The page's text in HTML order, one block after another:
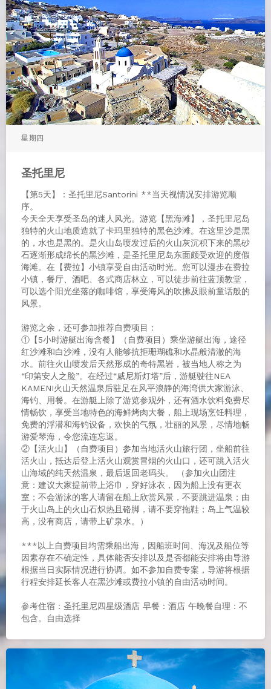
星期四
圣托里尼
【第5天】：圣托里尼Santorini **当天视情况安排游览顺
序。
今天全天享受圣岛的迷人风光。游览【黑海滩】，圣托里尼岛
独特的火山地质造就了卡玛里独特的黑色沙滩。在这里沙是黑
的，水也是黑的。是火山岛喷发过后的火山灰沉积下来的黑砂
石逐渐形成绵长的黑沙滩，是圣托里尼岛东面颇受欢迎的度假
海滩。在【费拉】小镇享受自由活动时光。您可以漫步在费拉
小镇，餐厅、酒吧、各式商店林立，可以徒步前往蓝顶教堂，
可以选个阳光坐落的咖啡馆，享受海风的吹拂及眼前童话般的
风景。
游览之余，还可参加推荐自费项目：
①【5小时游艇出海含餐】（自费项目）乘坐游艇出海，途径
红沙滩和白沙滩，没有人能够抗拒珊瑚礁和水晶般清澈的海
水。前往火山喷发后天然形成的奇特黑岩，被当地人称之为
“印第安人之脸”。在经过“威尼斯灯塔”后，游艇驶往NEA
KAMENI火山天然温泉后驻足在风平浪静的海湾供大家游泳、
海钓、用餐。在游艇上除了游览参观外，还有酒水饮料免费尽
情畅饮，享受当地特色的海鲜烤肉大餐，船上现场烹饪料理，
免费的浮潜和海钓设备，欢快的气氛，壮丽的风景，尽情地畅
游爱琴海，令您流连忘返。
②【活火山】（自费项目）参加当地活火山旅行团，坐船前往
活火山，抵达后登上活火山观赏冒烟的火山口，还可跳入活火
山海域的纯天然温泉，最后返回老码头。 （参加火山团注
意：建议大家提前带上浴巾，穿好泳衣，因为船上没有更衣
室；不会游泳的客人请留在船上欣赏风景，不要跳进温泉；由
于火山岛上的火山石炽热且硌脚，请不要穿拖鞋；岛上气温较
高，没有商店，请带上矿泉水。）
***以上自费项目均需乘船出海，因船班时间、海况及船位等
因素存在不确定性，具体能否安排以及是否都能安排将由导游
根据当日实际情况进行协调。如不参加自费专案，导游将根据
行程安排延长客人在黑沙滩或费拉小镇的自由活动时间。
参考住宿：圣托里尼四星级酒店 早餐：酒店 午晚餐自理：不
包含。自由选择